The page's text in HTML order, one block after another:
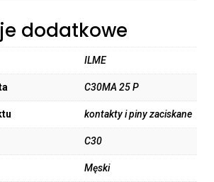
dodatkowe
ILME
C30MA 25 P
kontakty i piny zaciskane
C30
Męski